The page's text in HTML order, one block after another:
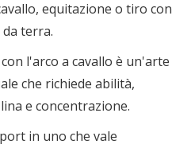
10/2023equitazione o tiro con
terra.
l'arco a cavallo è un'arte
che richiede abilità,
e concentrazione.
in uno che vale